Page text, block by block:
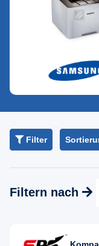
Filter
Filtern nach